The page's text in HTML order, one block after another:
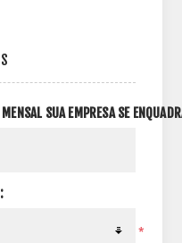
SUA EMPRESA SE
*